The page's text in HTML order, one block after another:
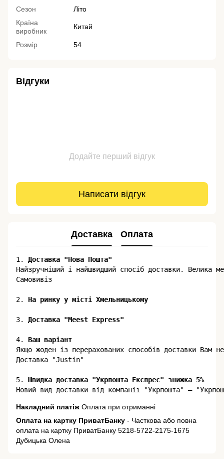
Сезон
Літо
Країна
виробник
Китай
Розмір 54
Відгуки
Додайте перший відгук
Написати відгук
Доставка Оплата
1. Доставка "Нова Пошта"
​​Найзручніший і найшвидший спосіб доставки. Велика
Самовивіз
2.
3. Доставка "Meest Express"
4. Ваш варіант
Якщо жоден із перерахованих способів доставки Вам
Доставка "Justin"
5. Швидка доставка "Укрпошта Експрес" знижка 5%
Накладний платіж Оплата при отриманні
Оплата на картку ПриватБанку - Часткова або повна
оплата на картку ПриватБанку 5218-5722-2175-1675
Дубицька Олена